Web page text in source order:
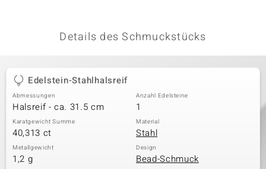
Details des Schmuckstücks
Edelstein-Stahlhalsreif
Abmessungen
Halsreif - ca. 31.5 cm
Anzahl Edelsteine
1
Karatgewicht Summe
40,313 ct
Material
Stahl
Metallgewicht
1,2 g
Design
Bead-Schmuck